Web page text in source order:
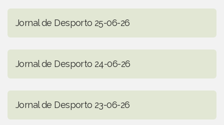
Jornal de Desporto 25-06-26
Jornal de Desporto 24-06-26
Jornal de Desporto 23-06-26